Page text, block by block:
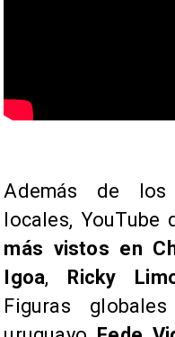
Además de los
locales, YouTube
más vistos en
Igoa, Ricky
Figuras